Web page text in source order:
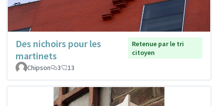
Des nichoirs pour les
martinets
Retenue par le tri
citoyen
Chipson
3 13